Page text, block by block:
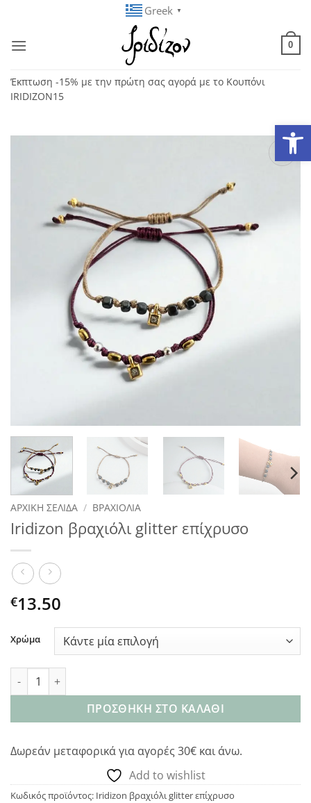
περιεχόμενο
Greek ▼
0
Έκπτωση -15% με την πρώτη σας αγορά με το Κουπόνι
IRIDIZON15
ΑΡΧΙΚΉ ΣΕΛΊΔΑ / ΒΡΑΧΙΌΛΙΑ
Iridizon βραχιόλι glitter επίχρυσο
€13.50
Χρώμα
Iridizon βραχιόλι glitter επίχρυσο ποσότητα
ΠΡΟΣΘΉΚΗ ΣΤΟ ΚΑΛΆΘΙ
Δωρεάν μεταφορικά για αγορές 30€ και άνω.
Add to wishlist
Κωδικός προϊόντος: Iridizon βραχιόλι glitter επίχρυσο